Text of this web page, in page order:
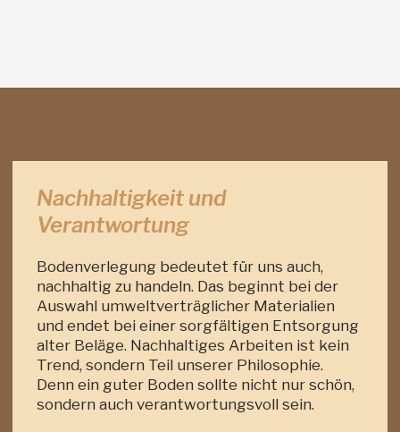
Nachhaltigkeit und
Verantwortung
Bodenverlegung bedeutet für uns auch,
nachhaltig zu handeln. Das beginnt bei der
Auswahl umweltverträglicher Materialien
und endet bei einer sorgfältigen Entsorgung
alter Beläge. Nachhaltiges Arbeiten ist kein
Trend, sondern Teil unserer Philosophie.
Denn ein guter Boden sollte nicht nur schön,
sondern auch verantwortungsvoll sein.